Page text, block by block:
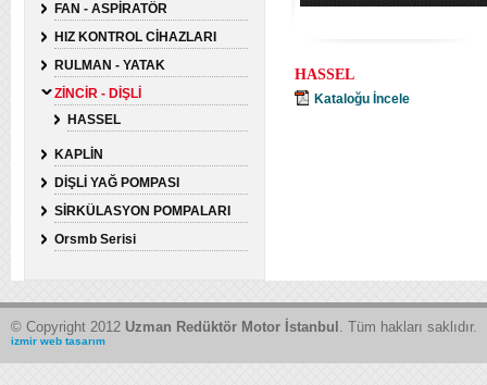
FAN - ASPİRATÖR
HIZ KONTROL CİHAZLARI
RULMAN - YATAK
ZİNCİR - DİŞLİ
HASSEL
KAPLİN
DİŞLİ YAĞ POMPASI
SİRKÜLASYON POMPALARI
Orsmb Serisi
HASSEL
Kataloğu İncele
© Copyright 2012 Uzman Redüktör Motor İstanbul . Tüm hakları saklıdır.
izmir web tasarım